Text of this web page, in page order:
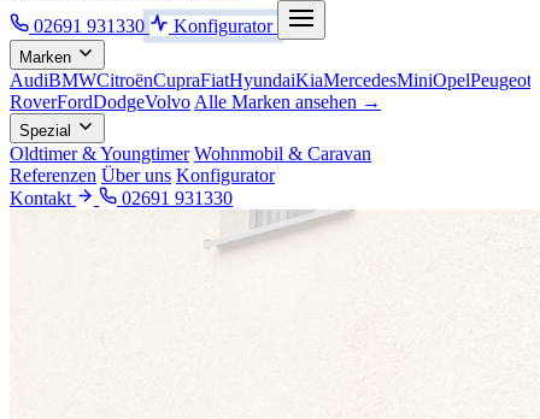
02691 931330
Konfigurator
Marken
AudiBMWCitroënCupraFiatHyundaiKiaMercedesMiniOpelPeugeot
RoverFordDodgeVolvo Alle Marken ansehen →
Spezial
Oldtimer & Youngtimer Wohnmobil & Caravan
Referenzen Über uns Konfigurator
Kontakt
02691 931330